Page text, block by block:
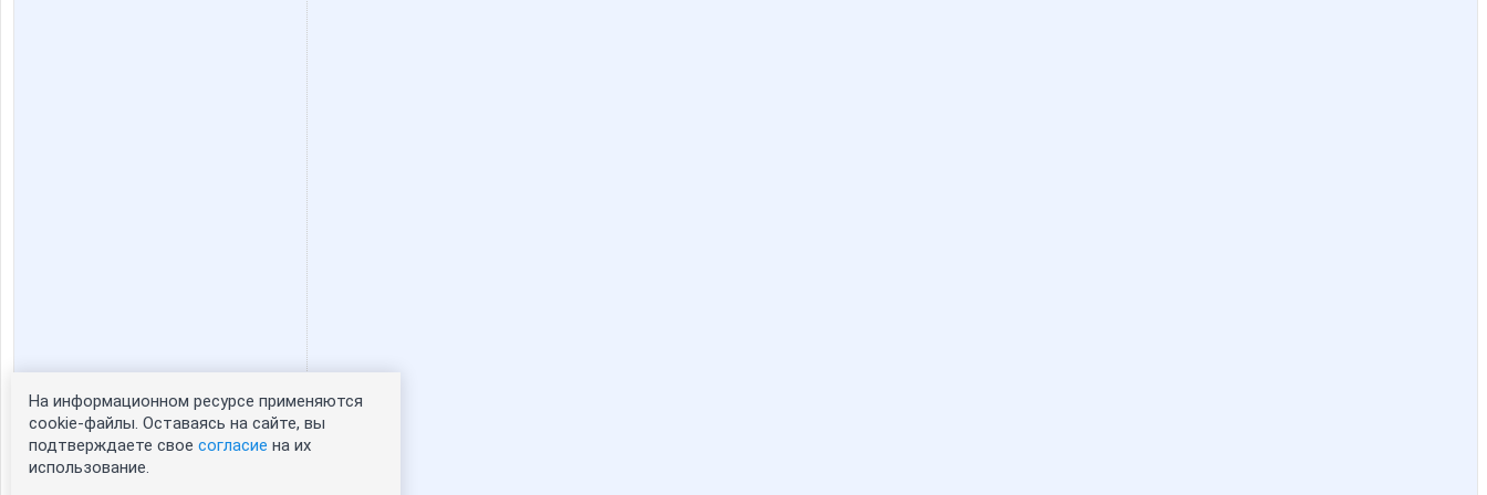
Статистика портрета:
сейчас просматривают портрет - 0
зарегистрированные пользователи
На информационном ресурсе применяются
cookie-файлы. Оставаясь на сайте, вы
подтверждаете свое согласие на их
использование.